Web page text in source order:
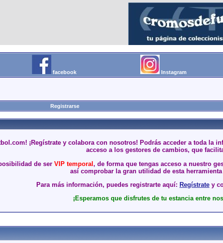
facebook Instagram
Registrarse
¡Regístrate y colabora con nosotros! Podrás acceder a toda
acceso a los gestores de cambios, que
de ser VIP temporal, de forma que tengas acceso a nuestro
así comprobar la gran utilidad de esta
Para más información, puedes registrarte aquí: Regístrate y
¡Esperamos que disfrutes de tu estancia entre